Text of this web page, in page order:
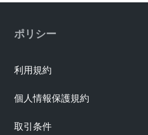
ポリシー
利用規約
個人情報保護規約
取引条件